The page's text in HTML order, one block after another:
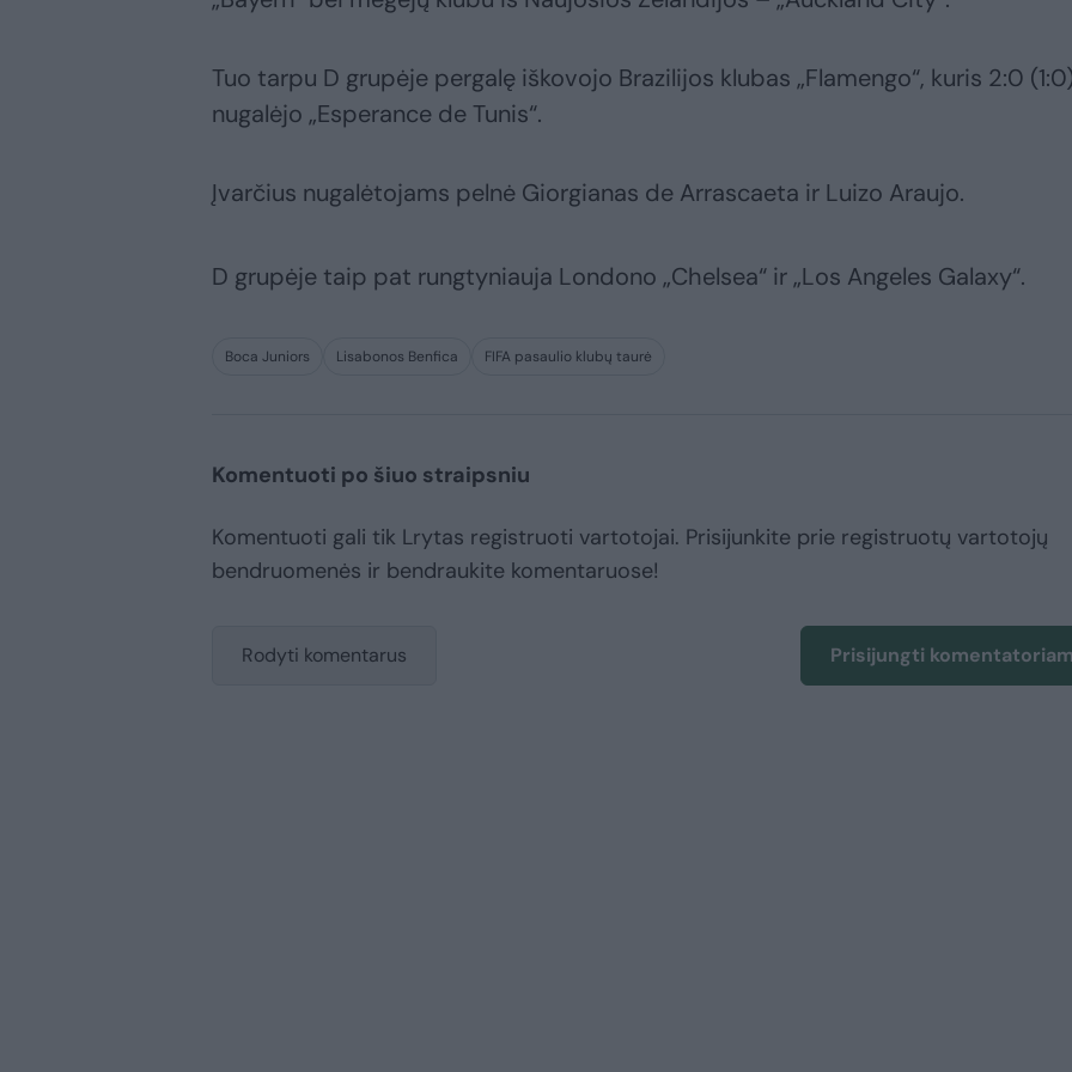
Tuo tarpu D grupėje pergalę iškovojo Brazilijos klubas „Flamengo“, kuris 2:0
nugalėjo „Esperance de Tunis“.
Įvarčius nugalėtojams pelnė Giorgianas de Arrascaeta ir Luizo Araujo.
D grupėje taip pat rungtyniauja Londono „Chelsea“ ir „Los Angeles Galaxy“.
Boca Juniors Lisabonos Benfica FIFA pasaulio klubų taurė
Komentuoti po šiuo straipsniu
Komentuoti gali tik Lrytas registruoti vartotojai. Prisijunkite prie registruotų vartotojų
bendruomenės ir bendraukite komentaruose!
Rodyti komentarus Prisijungti